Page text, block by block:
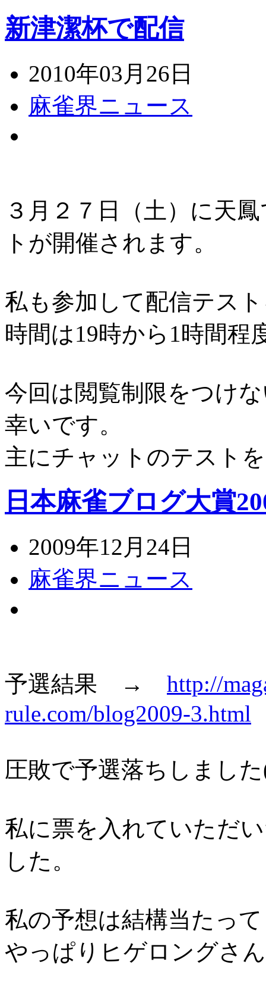
新津潔杯で配信
2010年03月26日
麻雀界ニュース
３月２７日（土）に天
トが開催されます。
私も参加して配信テス
時間は19時から1時間程
今回は閲覧制限をつけ
幸いです。
主にチャットのテスト
日本麻雀ブログ大賞
2009年12月24日
麻雀界ニュース
予選結果 → http://
rule.com/blog2009-3.html
圧敗で予選落ちしまし
私に票を入れていただ
した。
私の予想は結構当たっ
やっぱりヒゲロングさ